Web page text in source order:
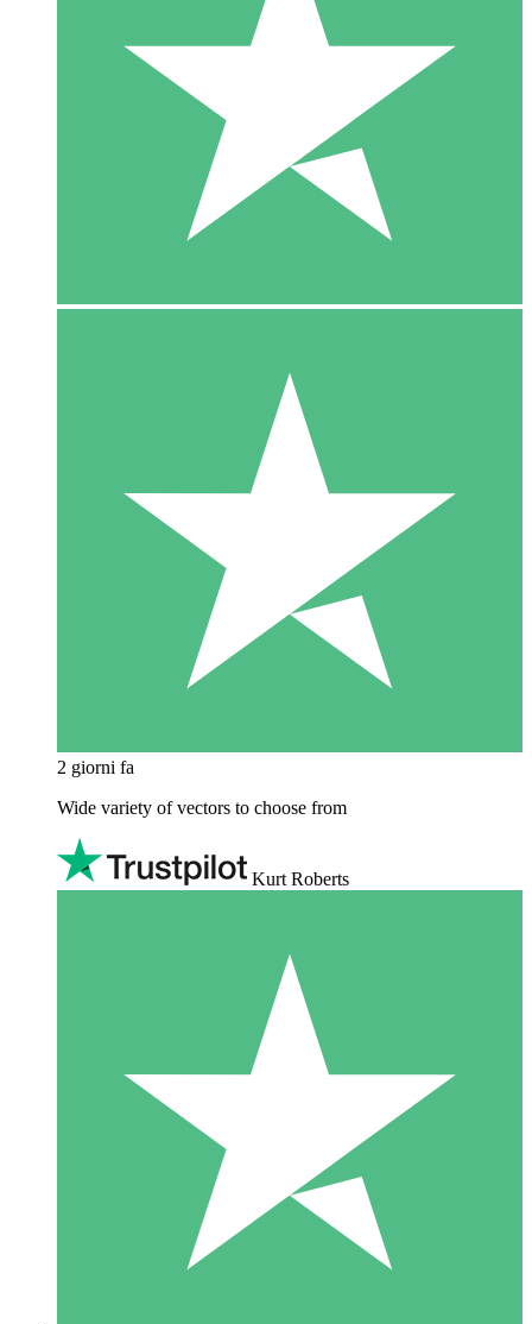
2 giorni fa
Wide variety of vectors to choose from
Kurt Roberts